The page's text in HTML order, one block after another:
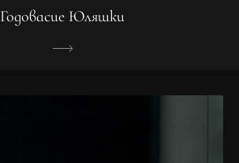
Годовасие Юляшки